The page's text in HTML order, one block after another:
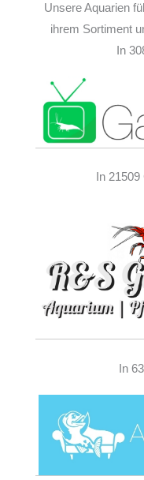
Unsere Aquarien
ihrem Sortiment
In
In 21509
In